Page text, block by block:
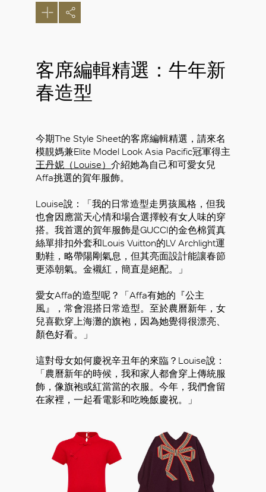
客席編輯精選：牛年新
春造型
今期The Style Sheet的客席編輯精選，請來名
模靚媽兼Elite Model Look Asia Pacific冠軍得主
王丹妮（Louise） 介紹她為自己和可愛女兒
Affa挑選的賀年服飾。
Louise說：「我的日常造型走男孩風格，但我
也會因應當天心情和場合選擇較有女人味的穿
搭。我首選的賀年服飾是GUCCI的金色棉質真
絲單排扣外套和Louis Vuitton的LV Archlight運
動鞋，略帶陽剛氣息，但其亮面設計能讓春節
更添朝氣。金襯紅，簡直是絕配。」
愛女Affa的造型呢？「Affa有她的『公主
風』，常會混搭日常造型。至於農曆新年，女
兒喜歡穿上海灘的旗袍，因為她覺得很漂亮、
顏色好看。」
這對母女如何慶祝辛丑年的來臨？Louise說：
「農曆新年的時候，我和家人都會穿上傳統服
飾，像旗袍或紅當當的衣服。今年，我們會留
在家裡，一起看電影和吃晚飯慶祝。」